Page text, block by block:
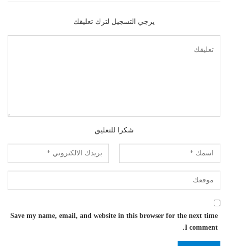
يرجي التسجيل لترك تعليقك
شكرا للتعليق
Save my name, email, and website in this browser for the next time
I comment.